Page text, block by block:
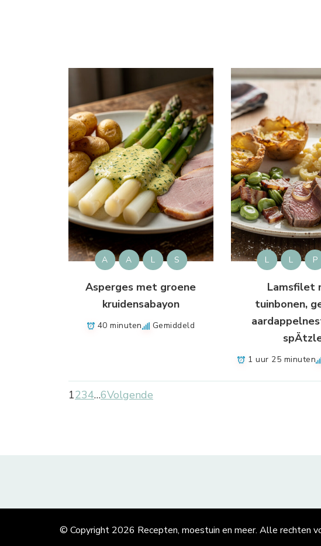
A A L S
Asperges met groene
kruidensabayon
40 minuten Gemiddeld
L L P
Lamsfilet
tuinbonen,
1 uur 25 minuten
1234…6Volgende
© Copyright 2026 Recepten, moestuin en meer. Alle rechten